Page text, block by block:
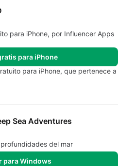
para iPhone, por Influencer Apps
para iPhone
para iPhone, que pertenece a
Sea Adventures
del mar
para Windows